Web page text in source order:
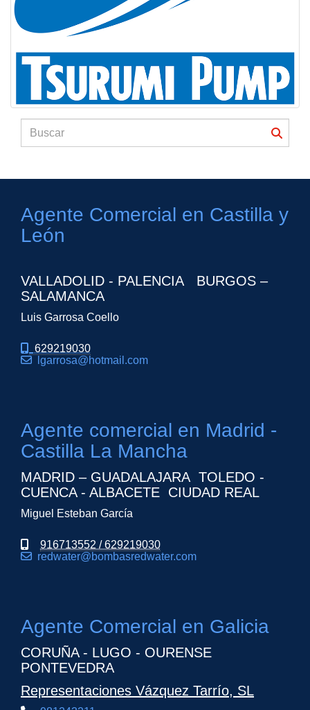
Agente Comercial en Castilla y
León
VALLADOLID - PALENCIA BURGOS –
SALAMANCA
Luis Garrosa Coello
629219030
lgarrosa
hotmail.com
Agente comercial en Madrid -
Castilla La Mancha
MADRID – GUADALAJARA TOLEDO -
CUENCA - ALBACETE CIUDAD REAL
Miguel Esteban García
916713552 / 629219030
redwater
bombasredwater.com
Agente Comercial en Galicia
CORUÑA - LUGO - OURENSE
PONTEVEDRA
Representaciones Vázquez Tarrío, SL